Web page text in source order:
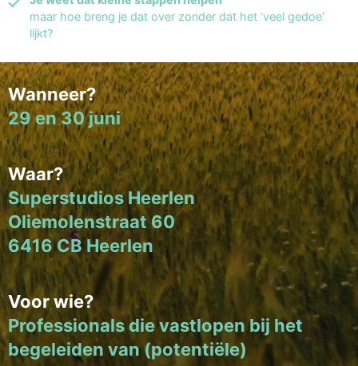
maar hoe breng je dat over zonder dat het ‘veel gedoe’
lijkt?
Wanneer?
29 en 30 juni
Waar?
Superstudios Heerlen
Oliemolenstraat 60
6416 CB Heerlen
Voor wie?
Professionals die vastlopen bij het
begeleiden van (potentiële)